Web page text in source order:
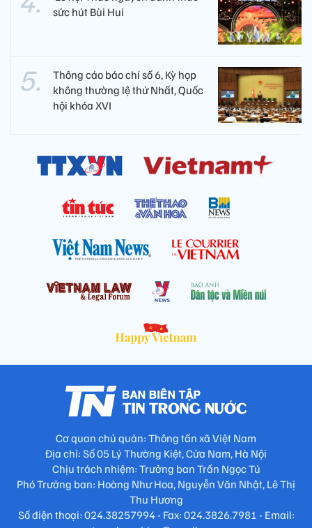
sức hút Bùi Hui
Thông cáo báo chí số 6, Kỳ họp
không thường lệ thứ Nhất, Quốc
hội khóa XVI
Cơ quan chủ quản: Thông tấn xã Việt Nam
Địa chỉ: Số 05 Lý Thường Kiệt, Cửa Nam, Hà Nội
Chịu trách nhiệm: Trưởng ban Trần Ngọc Tú
Phó Trưởng ban: Hoàng Như Hoa, Nguyễn Văn Nhật, Lê Thị
Thu Hương
Số điện thoại: 024.38257994 - Fax: 024.3826.7981 - Email: